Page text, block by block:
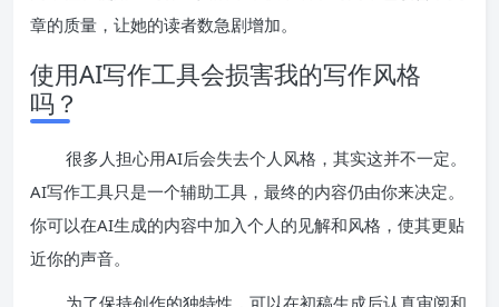
章的质量，让她的读者数急剧增加。
使用AI写作工具会损害我的写作风格
吗？
很多人担心用AI后会失去个人风格，其实这并不一定。
AI写作工具只是一个辅助工具，最终的内容仍由你来决定。
你可以在AI生成的内容中加入个人的见解和风格，使其更贴
近你的声音。
为了保持创作的独特性，可以在初稿生成后认真审阅和